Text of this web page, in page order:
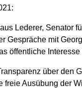
Lederer, Senator
Gespräche mit
öffentliche
über den
Ausübung der